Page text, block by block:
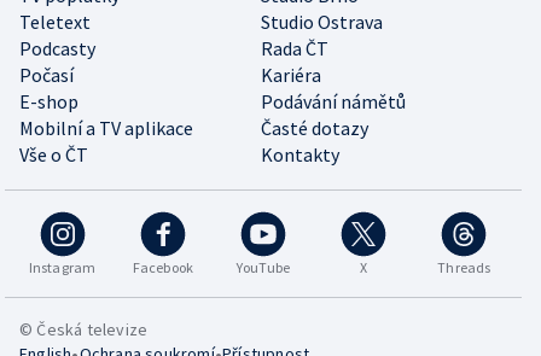
Teletext
Studio Ostrava
Podcasty
Rada ČT
Počasí
Kariéra
E-shop
Podávání námětů
Mobilní a TV aplikace
Časté dotazy
Vše o ČT
Kontakty
Instagram Facebook YouTube X Threads
© Česká televize